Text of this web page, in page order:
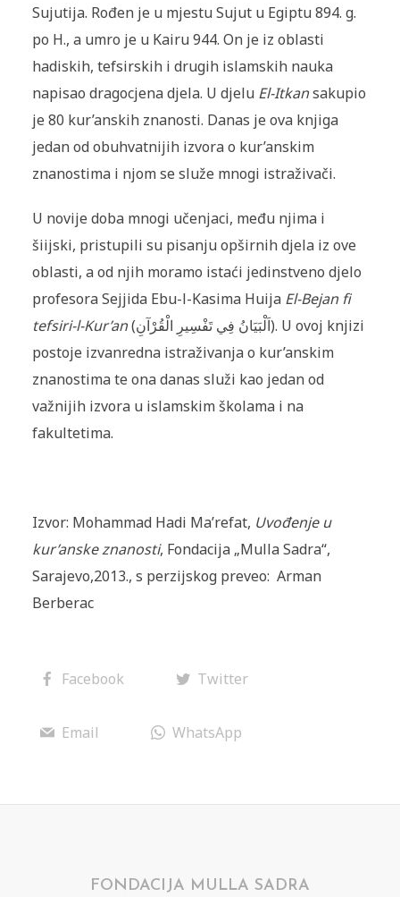
Sujutija. Rođen je u mjestu Sujut u Egiptu 894. g.
po H., a umro je u Kairu 944. On je iz oblasti
hadiskih, tefsirskih i drugih islamskih nauka
napisao dragocjena djela. U djelu El-Itkansakupio
je 80 kur’anskih znanosti. Danas je ova knjiga
jedan od obuhvatnijih izvora o kur’anskim
znanostima i njom se služe mnogi istraživači.
U novije doba mnogi učenjaci, među njima i
šiijski, pristupili su pisanju opširnih djela iz ove
oblasti, a od njih moramo istaći jedinstveno djelo
profesora Sejjida Ebu-l-Kasima Huija El-Bejan fi
tefsiri-l-Kur’an(اَلْبَيَانُ فِي تَفْسِيرِ الْقُرْآنِ). U ovoj knjizi
postoje izvanredna istraživanja o kur’anskim
znanostima te ona danas služi kao jedan od
važnijih izvora u islamskim školama i na
fakultetima.
Izvor: Mohammad Hadi Ma’refat, Uvođenje u
kur’anske znanosti, Fondacija „Mulla Sadra“,
Sarajevo,2013., s perzijskog preveo: Arman
Berberac
Facebook Twitter
Email WhatsApp
FONDACIJA MULLA SADRA